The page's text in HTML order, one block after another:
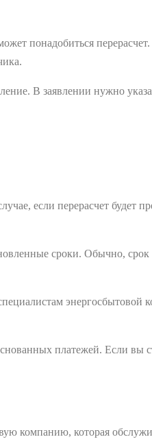
понадобиться
В заявлении нужно
если перерасчет будет
сроки. Обычно, срок
платежей. Если вы
компанию, которая